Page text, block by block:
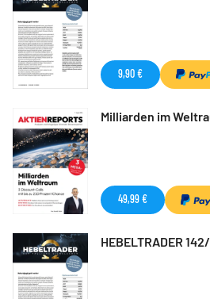
9,90 €
Milliarden im
49,99 €
HEBELTRADER